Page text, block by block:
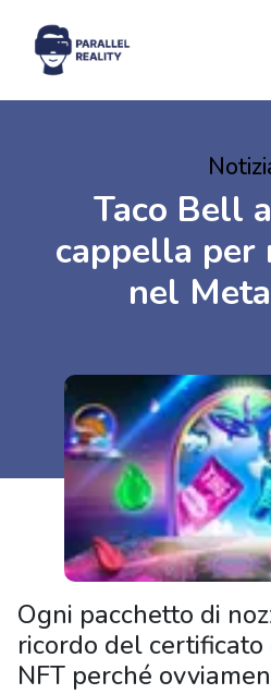
Taco Bell
cappella per
nel
Ogni pacchetto di
ricordo del
NFT perché